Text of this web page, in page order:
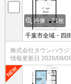
画像：21枚
千葉市全域・四
ハウジング千葉
株式会社タウンハウ
情報更新日 2026/08/09